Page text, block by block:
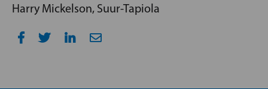
Harry Mickelson, Suur-Tapiola